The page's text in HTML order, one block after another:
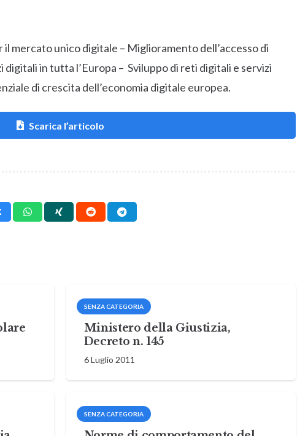
mercato unico digitale – Miglioramento dell’accesso di
digitali in tutta l’Europa – Sviluppo di reti digitali e servizi
di crescita dell’economia digitale europea.
Scarica l’articolo
SENZA CATEGORIA
Ministero della Giustizia,
Decreto n. 145
6 Luglio 2011
SENZA CATEGORIA